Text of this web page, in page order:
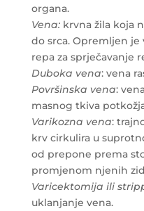
organa.
Vena:krvna žila koja
do srca. Opremljen
repa za sprječavanje
Duboka vena: vena
Površinska vena:
masnog tkiva
Varikozna vena:
krv cirkulira u
od prepone prema
promjenom njenih
Varicektomija ili
uklanjanje vena.